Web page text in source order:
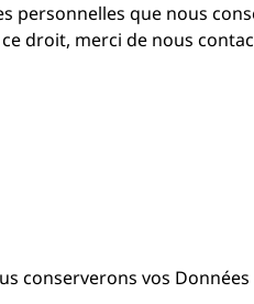
personnelles que nous
droit, merci de nous
conserverons vos